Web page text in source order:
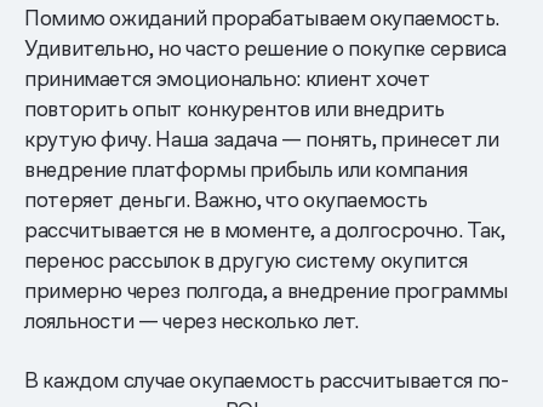
Помимо ожиданий прорабатываем окупаемость.
Удивительно, но часто решение о покупке сервиса
принимается эмоционально: клиент хочет
повторить опыт конкурентов или внедрить
крутую фичу. Наша задача — понять, принесет ли
внедрение платформы прибыль или компания
потеряет деньги. Важно, что окупаемость
рассчитывается не в моменте, а долгосрочно. Так,
перенос рассылок в другую систему окупится
примерно через полгода, а внедрение программы
лояльности — через несколько лет.
В каждом случае окупаемость рассчитывается по-